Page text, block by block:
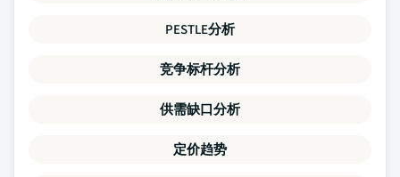
PESTLE分析
竞争标杆分析
供需缺口分析
定价趋势